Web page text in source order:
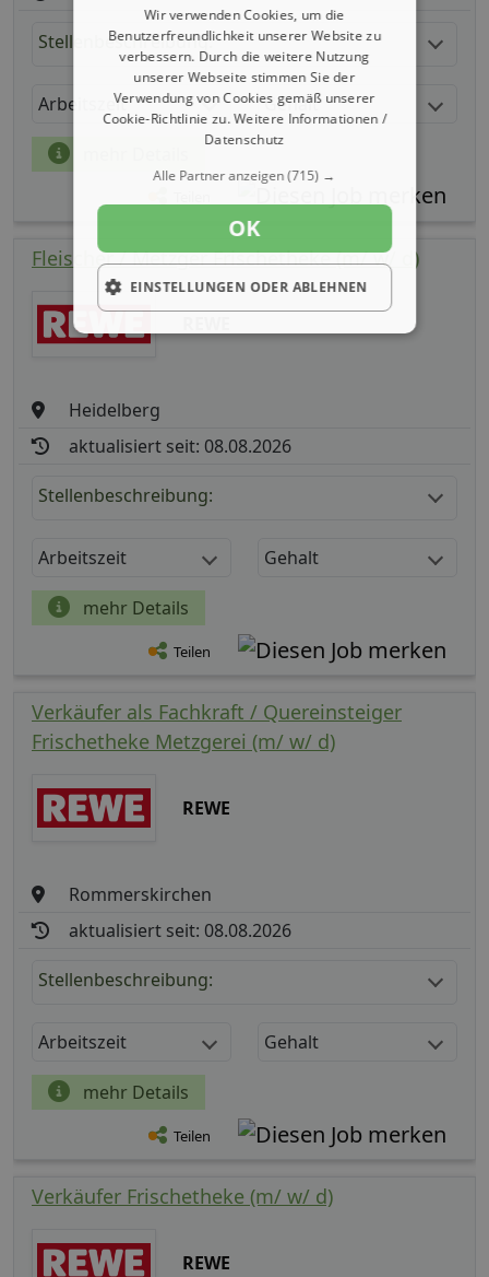
Stellenbeschreibung:
Arbeitszeit Gehalt
Fleischer / Metzger Frischetheke (m/ w/ d)
Heidelberg
aktualisiert seit: 08.08.2026
Stellenbeschreibung:
Arbeitszeit Gehalt
mehr Details
Teilen
Verkäufer als Fachkraft / Quereinsteiger
Frischetheke Metzgerei (m/ w/ d)
REWE
Rommerskirchen
aktualisiert seit: 08.08.2026
Stellenbeschreibung:
Arbeitszeit Gehalt
mehr Details
Teilen
Verkäufer Frischetheke (m/ w/ d)
REWE
Wir verwenden Cookies, um die
Benutzerfreundlichkeit unserer Website zu
verbessern. Durch die weitere Nutzung
unserer Webseite stimmen Sie der
Verwendung von Cookies gemäß unserer
Cookie-Richtlinie zu.Weitere Informationen /
Datenschutz
Alle Partner anzeigen(715) →
OK
EINSTELLUNGEN ODER ABLEHNEN